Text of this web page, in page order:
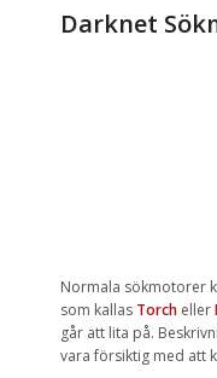
Darknet
Normala sökmotorer
som kallas Torch eller
går att lita på.
vara försiktig med att